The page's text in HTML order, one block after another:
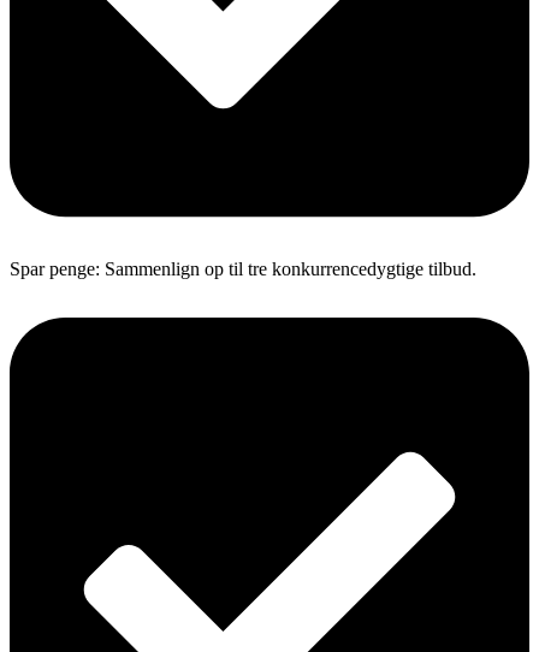
Spar penge: Sammenlign op til tre konkurrencedygtige tilbud.